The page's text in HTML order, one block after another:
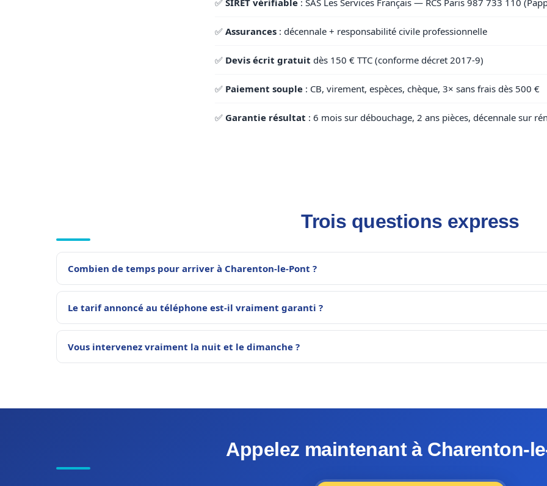
✅ Assurances : décennale + responsabilité civile professionnelle
✅ Devis écrit gratuit dès 150 € TTC (conforme décret 2017-9)
✅ Paiement souple : CB, virement, espèces, chèque, 3× sans frais dès 500 €
✅ Garantie résultat : 6 mois sur débouchage, 2 ans pièces, décennale sur
Trois questions express
Combien de temps pour arriver à Charenton-le-Pont ?
Le tarif annoncé au téléphone est-il vraiment garanti ?
Vous intervenez vraiment la nuit et le dimanche ?
Appelez maintenant à Charenton-